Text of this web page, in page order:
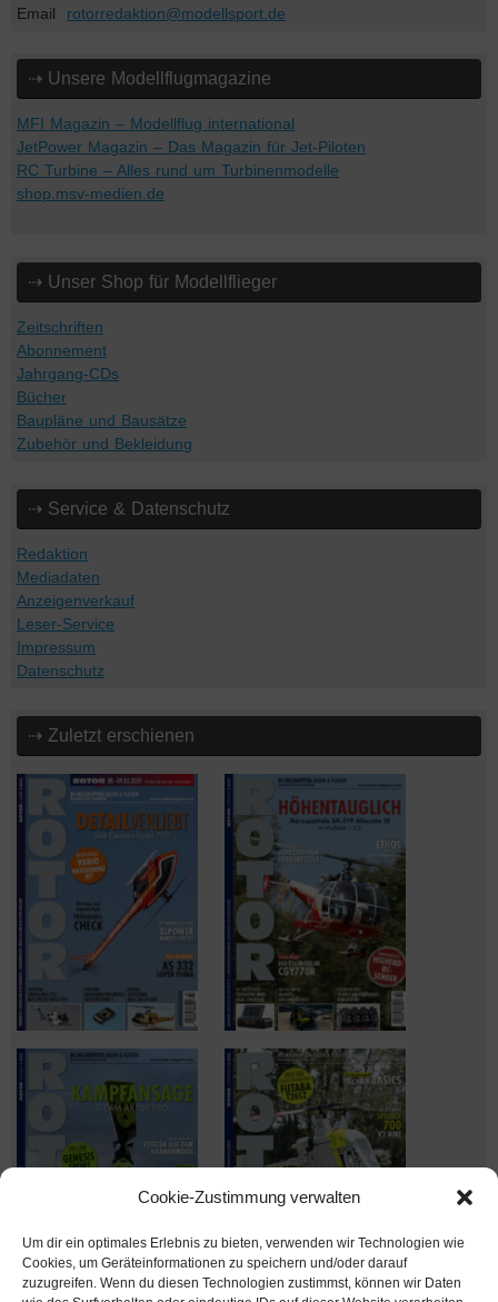
Cookie-Zustimmung verwalten
Um dir ein optimales Erlebnis zu bieten, verwenden wir Technologien wie
Cookies, um Geräteinformationen zu speichern und/oder darauf
zuzugreifen. Wenn du diesen Technologien zustimmst, können wir Daten
Email rotorredaktion@modellsport.de
⇢ Unsere Modellflugmagazine
MFI Magazin – Modellflug international
JetPower Magazin – Das Magazin für Jet-Piloten
RC Turbine – Alles rund um Turbinenmodelle
shop.msv-medien.de
⇢ Unser Shop für Modellflieger
Zeitschriften
Abonnement
Jahrgang-CDs
Bücher
Baupläne und Bausätze
Zubehör und Bekleidung
⇢ Service & Datenschutz
Redaktion
Mediadaten
Anzeigenverkauf
Leser-Service
Impressum
Datenschutz
⇢ Zuletzt erschienen